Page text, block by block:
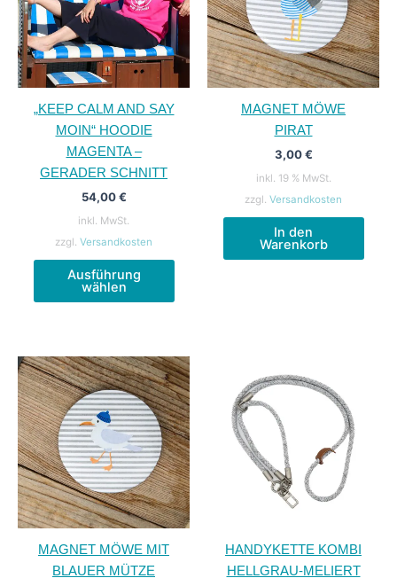
„KEEP CALM AND SAY
MOIN“ HOODIE
MAGENTA –
GERADER SCHNITT
54,00€
inkl. MwSt.
zzgl. Versandkosten
Ausführung
wählen
Dieses
weist
auf.
Die
Optionen
können
auf
der
Produktseite
gewählt
MAGNET MÖWE
PIRAT
3,00€
inkl. 19 % MwSt.
zzgl. Versandkosten
In den
Warenkorb
MAGNET MÖWE MIT
BLAUER MÜTZE
HANDYKETTE KOMBI
HELLGRAU-MELIERT